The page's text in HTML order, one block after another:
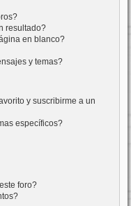
resultado?
en blanco?
y temas?
y suscribirme a un
específicos?
foro?